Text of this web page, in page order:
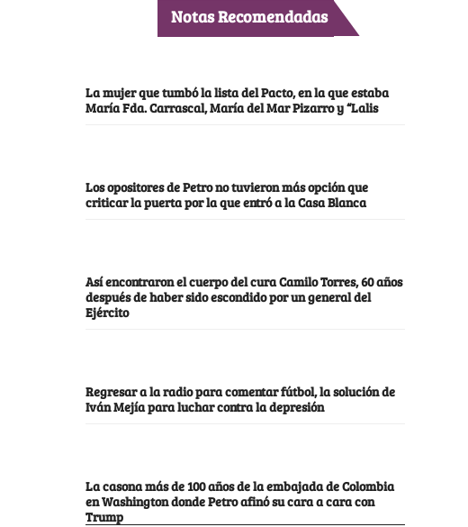
Notas Recomendadas
La mujer que tumbó la lista del Pacto, en la que estaba
María Fda. Carrascal, María del Mar Pizarro y “Lalis
Los opositores de Petro no tuvieron más opción que
criticar la puerta por la que entró a la Casa Blanca
Así encontraron el cuerpo del cura Camilo Torres, 60 años
después de haber sido escondido por un general del
Ejército
Regresar a la radio para comentar fútbol, la solución de
Iván Mejía para luchar contra la depresión
La casona más de 100 años de la embajada de Colombia
en Washington donde Petro afinó su cara a cara con
Trump